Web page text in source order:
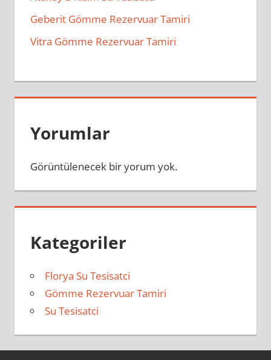
Geberit Gömme Rezervuar Tamiri
Vitra Gömme Rezervuar Tamiri
Yorumlar
Görüntülenecek bir yorum yok.
Kategoriler
Florya Su Tesisatci
Gömme Rezervuar Tamiri
Su Tesisatci